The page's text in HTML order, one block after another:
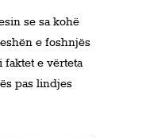
se sa kohë
e foshnjës
faktet e vërteta
pas lindjes